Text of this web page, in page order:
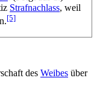
Strafnachlass, weil
[5]
des Weibes über